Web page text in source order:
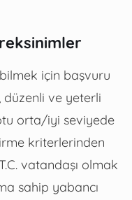
için başvuru
düzenli ve yeterli
orta/iyi seviyede
kriterlerinden
vatandaşı olmak
sahip yabancı